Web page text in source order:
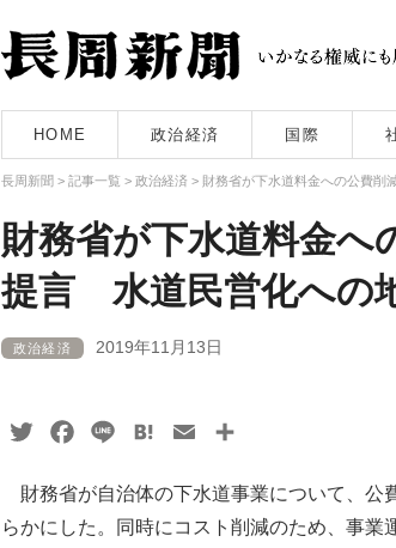
HOME 政治経済 国際
長周新聞 > 記事一覧 > 政治経済 > 財務省が下水道料金への公費
財務省が下水道料金へ
提言 水道民営化への
政治経済 2019年11月13日
TwitterFacebook
Line HatenaEmail
財務省が自治体の下水道事業について、公
らかにした。同時にコスト削減のため、事